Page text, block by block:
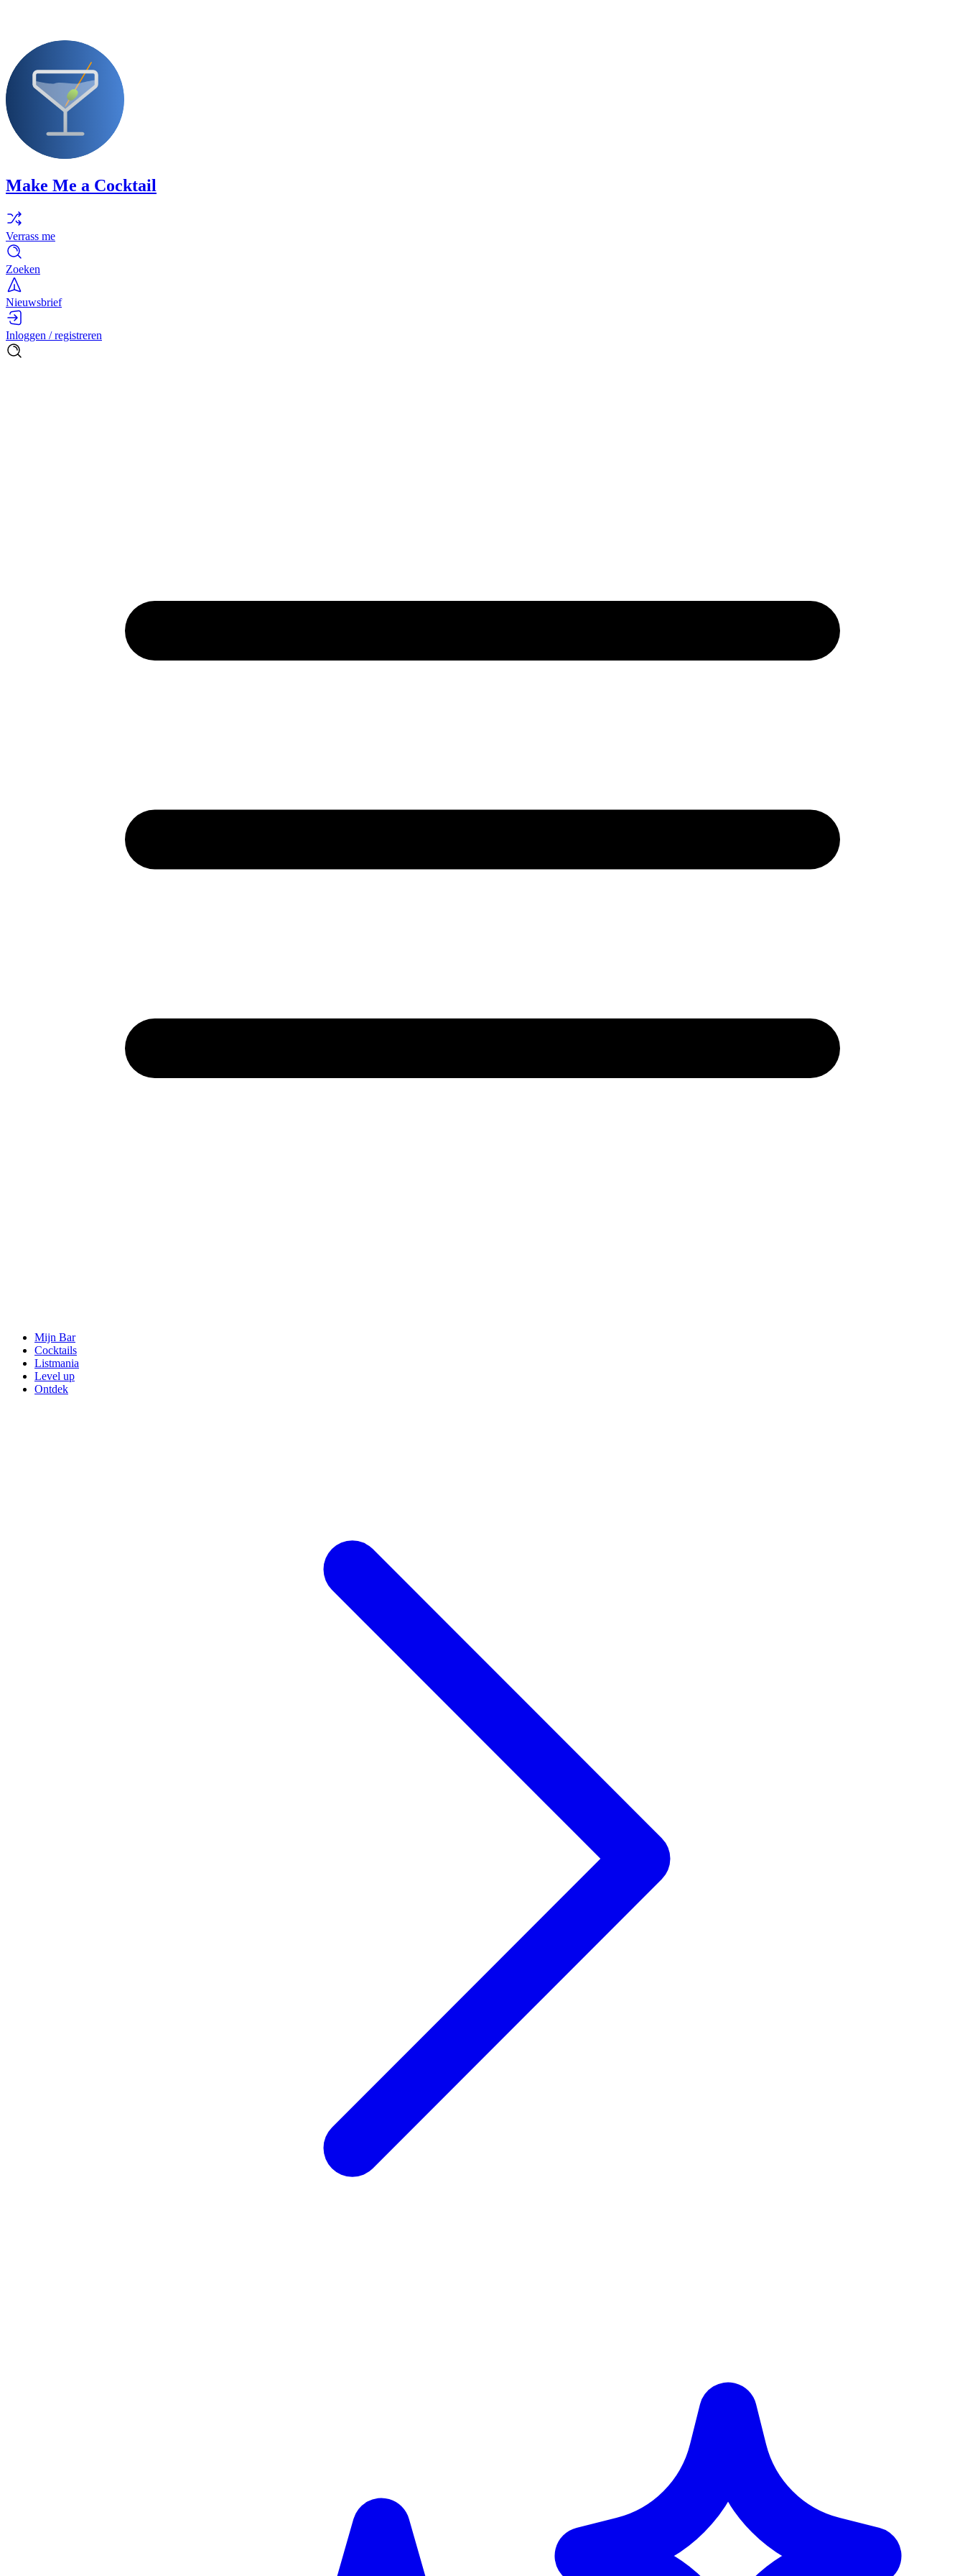
Make Me a Cocktail
Verrass me
Zoeken
Nieuwsbrief
Inloggen / registreren
Mijn Bar
Cocktails
Listmania
Level up
Ontdek